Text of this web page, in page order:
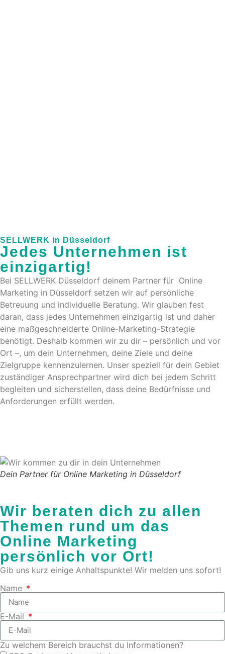
SELLWERK in Düsseldorf
Jedes Unternehmen ist
einzigartig!
Bei SELLWERK Düsseldorf deinem Partner für Online
Marketing in Düsseldorf setzen wir auf persönliche
Betreuung und individuelle Beratung. Wir glauben fest
daran, dass jedes Unternehmen einzigartig ist und daher
eine maßgeschneiderte Online-Marketing-Strategie
benötigt. Deshalb kommen wir zu dir – persönlich und vor
Ort –, um dein Unternehmen, deine Ziele und deine
Zielgruppe kennenzulernen. Unser speziell für dein Gebiet
zuständiger Ansprechpartner wird dich bei jedem Schritt
begleiten und sicherstellen, dass deine Bedürfnisse und
Anforderungen erfüllt werden.
Dein Partner für Online Marketing in Düsseldorf
Wir beraten dich zu allen
Themen rund um das
Online Marketing
persönlich vor Ort!
Gib uns kurz einige Anhaltspunkte! Wir melden uns sofort!
Name
E-Mail
Zu welchem Bereich brauchst du Informationen?